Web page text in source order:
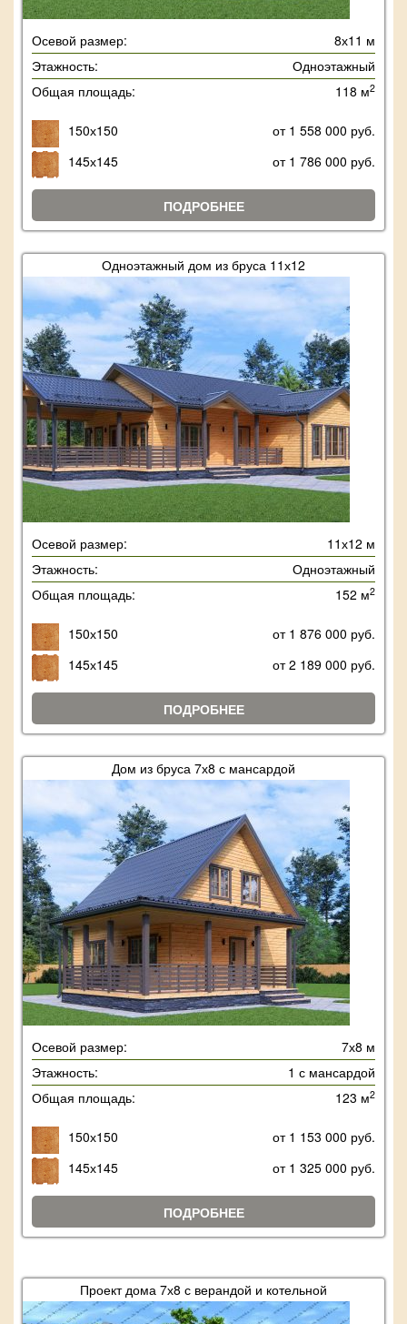
Осевой размер:
8х11 м
Этажность:
Одноэтажный
Общая площадь:
118 м2
150х150
от 1 558 000 руб.
145х145
от 1 786 000 руб.
ПОДРОБНЕЕ
Одноэтажный дом из бруса 11х12
Осевой размер:
11х12 м
Этажность:
Одноэтажный
Общая площадь:
152 м2
150х150
от 1 876 000 руб.
145х145
от 2 189 000 руб.
ПОДРОБНЕЕ
Дом из бруса 7х8 с мансардой
Осевой размер:
7х8 м
Этажность:
1 с мансардой
Общая площадь:
123 м2
150х150
от 1 153 000 руб.
145х145
от 1 325 000 руб.
ПОДРОБНЕЕ
Проект дома 7х8 с верандой и котельной